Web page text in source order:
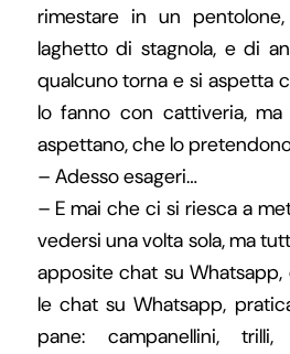
rimestare in un
laghetto di stagnola, e di
qualcuno torna e si aspetta
lo fanno con cattiveria,
aspettano, che lo
– Adesso esageri…
– E mai che ci si riesca a
vedersi una volta sola, ma
apposite chat su
le chat su Whatsapp,
pane: campanellini, trilli,